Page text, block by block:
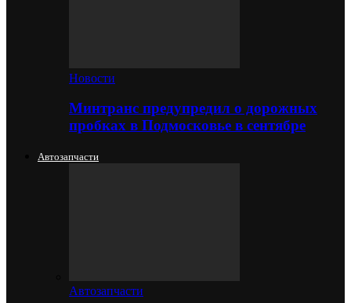
Новости
Минтранс предупредил о дорожных
пробках в Подмосковье в сентябре
Автозапчасти
Автозапчасти